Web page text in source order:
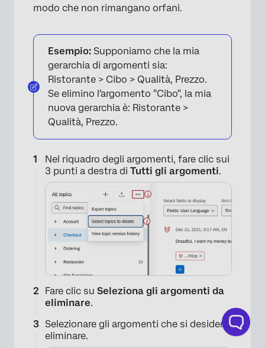
modo che non rimangano orfani.
Esempio: Supponiamo che la mia
gerarchia di argomenti sia:
Ristorante > Cibo > Qualità, Prezzo.
Se elimino l'argomento "Cibo", la mia
nuova gerarchia è: Ristorante >
Qualità, Prezzo.
Nel riquadro degli argomenti, fare clic sui
3 punti a destra di Tutti gli argomenti.
Fare clic su Seleziona gli argomenti da
eliminare.
Selezionare gli argomenti che si desidera
eliminare.